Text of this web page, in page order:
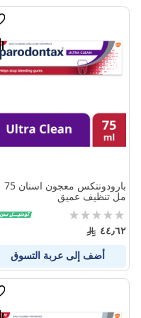
بارودونتكس معجون اسنان 75
مل تنظيف عميق
Rating:
0%
٤٤٫٦٢
أضف إلى عربة التسوق